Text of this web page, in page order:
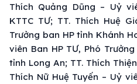
Thích Quảng Dũng – Uỷ
KTTC TƯ; TT. Thích Huệ
Trưởng ban HP tỉnh Khánh
viên Ban HP TƯ, Phó
tỉnh Long An; TT. Thích
Thích Nữ Huệ Tuyến – Uỷ